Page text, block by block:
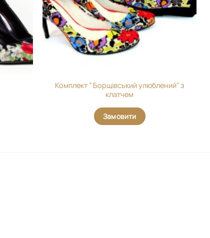
Комплект ” Борщівський улюблений” з
клатчем
Замовити